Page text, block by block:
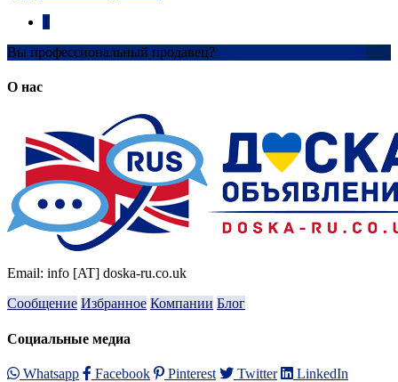
Вы профессиональный продавец?
О нас
Email: info [AT] doska-ru.co.uk
Сообщение Избранное Компании Блог
Социальные медиа
Whatsapp Facebook Pinterest Twitter LinkedIn